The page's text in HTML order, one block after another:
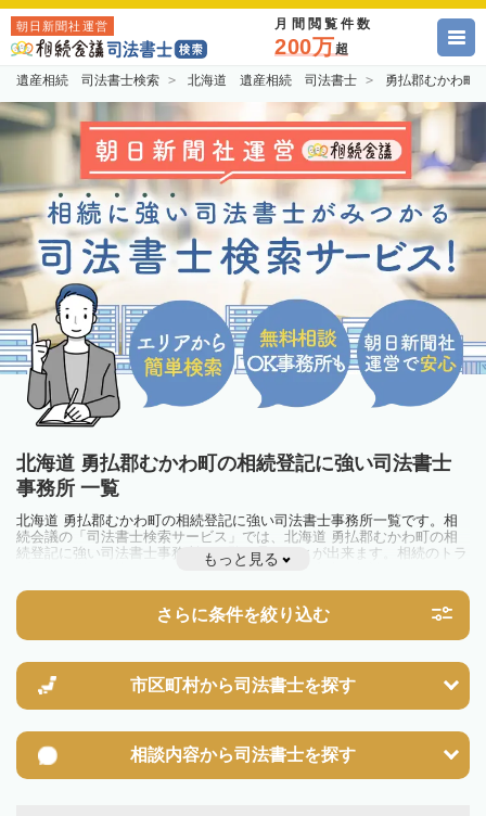
朝日新聞社運営 月間閲覧件数
200万超
遺産相続 司法書士検索 北海道 遺産相続 司法書士 勇払郡むかわ
北海道 勇払郡むかわ町の相続登記に強い司法書士
事務所 一覧
北海道 勇払郡むかわ町の相続登記に強い司法書士事務所一覧です。相
続会議の「司法書士検索サービス」では、北海道 勇払郡むかわ町の相
続登記に強い司法書士事務所を一覧で見ることが出来ます。相続のトラ
ブルやお悩みを抱えている方は一度近隣の司法書士に相談してみましょ
2024年4月1日から相続登記が義務化されました。
不動産を相続した場合、相続を知った日から3年以内に登記しないと、
10万円以下の過料が科せられるため、速やかな手続きが必要です。義務
相続登記は法律で定められており、司法書士に依頼すれば手間を省けま
す。その他の相続手続きも任せることが可能です。
また、義務化に伴い、相続人申告登記制度が創設されました。遺産分割
ましょう。司法書士への相談も可能です。
もっと見る
さらに条件を絞り込む
市区町村から司法書士を探す
相談内容から司法書士を探す